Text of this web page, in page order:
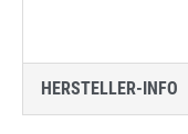
HERSTELLER-INFO